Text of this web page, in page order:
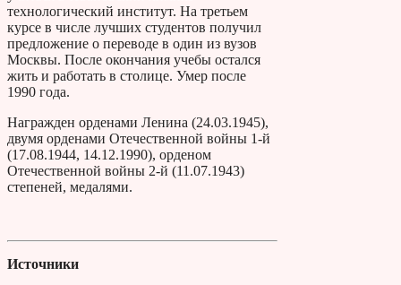
технологический институт. На третьем
курсе в числе лучших студентов получил
предложение о переводе в один из вузов
Москвы. После окончания учебы остался
жить и работать в столице. Умер после
1990 года.
Награжден орденами Ленина (24.03.1945),
двумя орденами Отечественной войны 1-й
(17.08.1944, 14.12.1990), орденом
Отечественной войны 2-й (11.07.1943)
степеней, медалями.
Источники